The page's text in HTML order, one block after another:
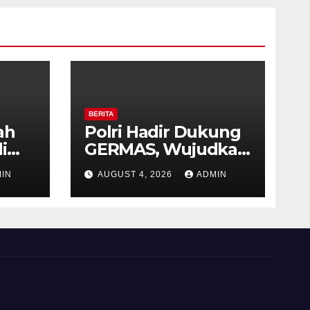
BERITA
Polri Hadir Dukung
GERMAS, Wujudkan
Budaya Hidup Sehat
di Kecamatan
Pabelan
AUGUST 4, 2026 ADMIN